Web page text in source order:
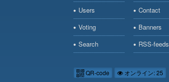
Users
Contact
Voting
Banners
Search
RSS-feeds
QR-code オンライン: 25